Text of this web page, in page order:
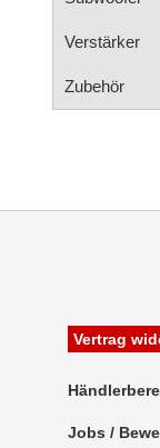
Verstärker
Zubehör
Vertrag
Jobs /